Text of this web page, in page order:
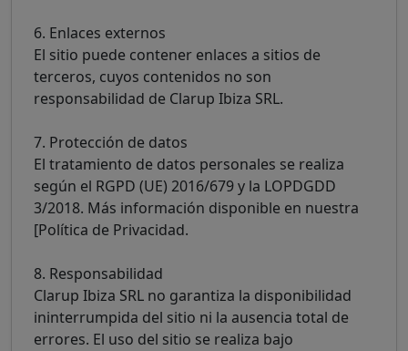
6. Enlaces externos
El sitio puede contener enlaces a sitios de
terceros, cuyos contenidos no son
responsabilidad de Clarup Ibiza SRL.
7. Protección de datos
El tratamiento de datos personales se realiza
según el RGPD (UE) 2016/679 y la LOPDGDD
3/2018. Más información disponible en nuestra
[Política de Privacidad.
8. Responsabilidad
Clarup Ibiza SRL no garantiza la disponibilidad
ininterrumpida del sitio ni la ausencia total de
errores. El uso del sitio se realiza bajo